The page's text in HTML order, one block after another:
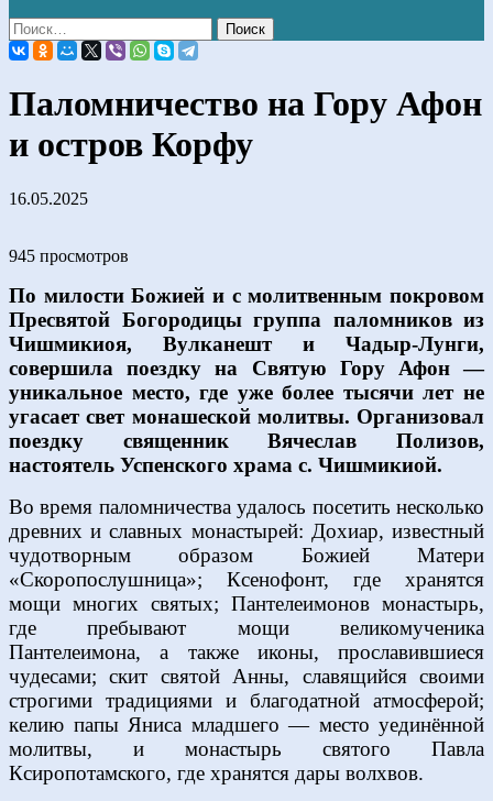
Паломничество на Гору Афон
и остров Корфу
16.05.2025
945 просмотров
По милости Божией и c молитвенным покровом
Пресвятой Богородицы группа паломников из
Чишмикиоя, Вулканешт и Чадыр-Лунги,
совершила поездку на Святую Гору Афон —
уникальное место, где уже более тысячи лет не
угасает свет монашеской молитвы. Организовал
поездку священник Вячеслав Полизов,
настоятель Успенского храма с. Чишмикиой.
Во время паломничества удалось посетить несколько
древних и славных монастырей: Дохиар, известный
чудотворным образом Божией Матери
«Скоропослушница»; Ксенофонт, где хранятся
мощи многих святых; Пантелеимонов монастырь,
где пребывают мощи великомученика
Пантелеимона, а также иконы, прославившиеся
чудесами; скит святой Анны, славящийся своими
строгими традициями и благодатной атмосферой;
келию папы Яниса младшего — место уединённой
молитвы, и монастырь святого Павла
Ксиропотамского, где хранятся дары волхвов.